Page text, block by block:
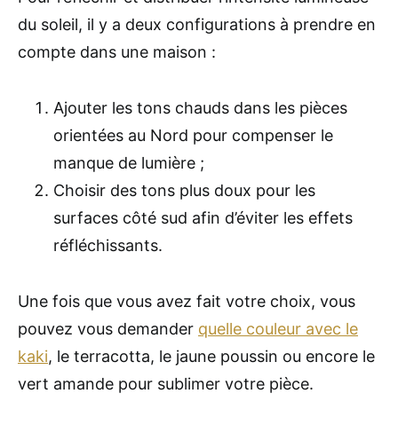
du soleil, il y a deux configurations à prendre en
compte dans une maison :
Ajouter les tons chauds dans les pièces
orientées au Nord pour compenser le
manque de lumière ;
Choisir des tons plus doux pour les
surfaces côté sud afin d’éviter les effets
réfléchissants.
Une fois que vous avez fait votre choix, vous
pouvez vous demander quelle couleur avec le
kaki, le terracotta, le jaune poussin ou encore le
vert amande pour sublimer votre pièce.